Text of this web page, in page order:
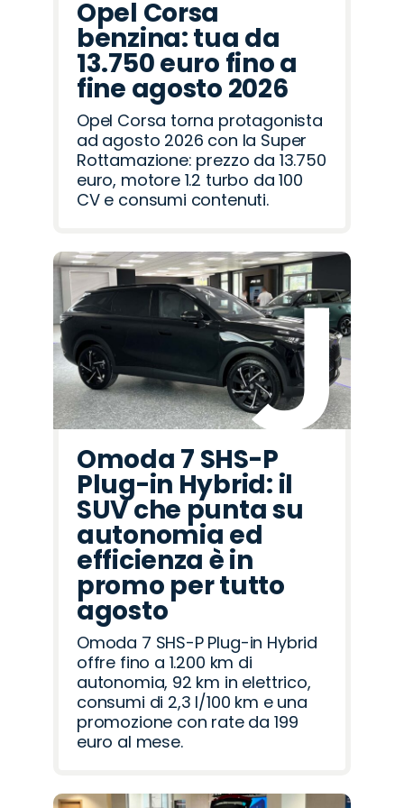
Opel Corsa
benzina: tua da
13.750 euro fino a
fine agosto 2026
Opel Corsa torna protagonista
ad agosto 2026 con la Super
Rottamazione: prezzo da 13.750
euro, motore 1.2 turbo da 100
CV e consumi contenuti.
Omoda 7 SHS-P
Plug-in Hybrid: il
SUV che punta su
autonomia ed
efficienza è in
promo per tutto
agosto
Omoda 7 SHS-P Plug-in Hybrid
offre fino a 1.200 km di
autonomia, 92 km in elettrico,
consumi di 2,3 l/100 km e una
promozione con rate da 199
euro al mese.